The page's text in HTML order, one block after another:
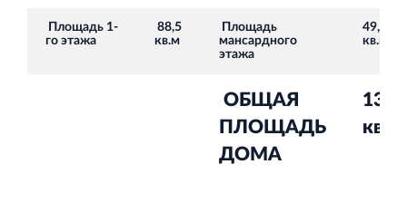
Площадь 1-
го этажа
88,5
кв.м
Площадь
мансардного
этажа
49,5
кв.м.
ОБЩАЯ
ПЛОЩАДЬ
ДОМА
кв.м.